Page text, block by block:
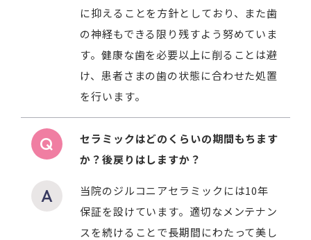
に抑えることを方針としており、また歯
の神経もできる限り残すよう努めていま
す。健康な歯を必要以上に削ることは避
け、患者さまの歯の状態に合わせた処置
を行います。
セラミックはどのくらいの期間もちます
か？後戻りはしますか？
当院のジルコニアセラミックには10年
保証を設けています。適切なメンテナン
スを続けることで長期間にわたって美し